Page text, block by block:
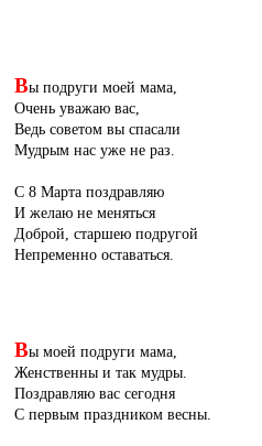
Вы подруги моей мама,
Очень уважаю вас,
Ведь советом вы спасали
Мудрым нас уже не раз.
С 8 Марта поздравляю
И желаю не меняться
Доброй, старшею подругой
Непременно оставаться.
Вы моей подруги мама,
Женственны и так мудры.
Поздравляю вас сегодня
С первым праздником весны.